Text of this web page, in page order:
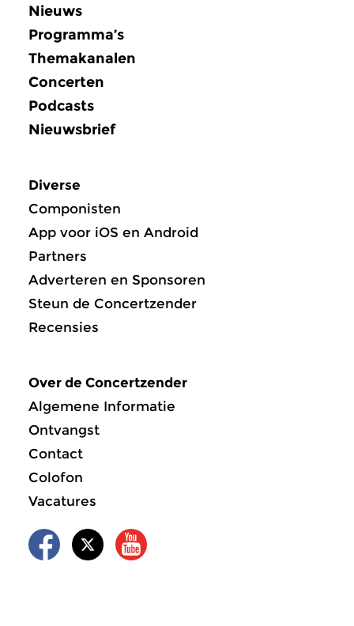
Nieuws
Programma’s
Themakanalen
Concerten
Podcasts
Nieuwsbrief
Diverse
Componisten
App voor iOS en Android
Partners
Adverteren en Sponsoren
Steun de Concertzender
Recensies
Over de Concertzender
Algemene Informatie
Ontvangst
Contact
Colofon
Vacatures